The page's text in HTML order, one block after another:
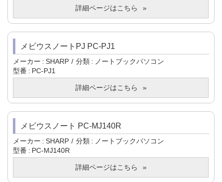
詳細ページはこちら
メビウスノートPJ PC-PJ1
メーカー SHARP 分類
ノートブックパソコン
型番
PC-PJ1
詳細ページはこちら
メビウスノート PC-MJ140R
メーカー SHARP 分類
ノートブックパソコン
型番
PC-MJ140R
詳細ページはこちら